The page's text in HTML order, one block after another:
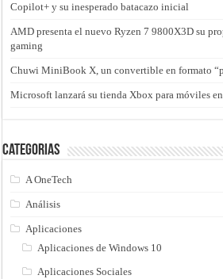
Copilot+ y su inesperado batacazo inicial
AMD presenta el nuevo Ryzen 7 9800X3D su
gaming
Chuwi MiniBook X, un convertible en formato
Microsoft lanzará su tienda Xbox para móviles
Categorias
A OneTech
Análisis
Aplicaciones
Aplicaciones de Windows 10
Aplicaciones Sociales